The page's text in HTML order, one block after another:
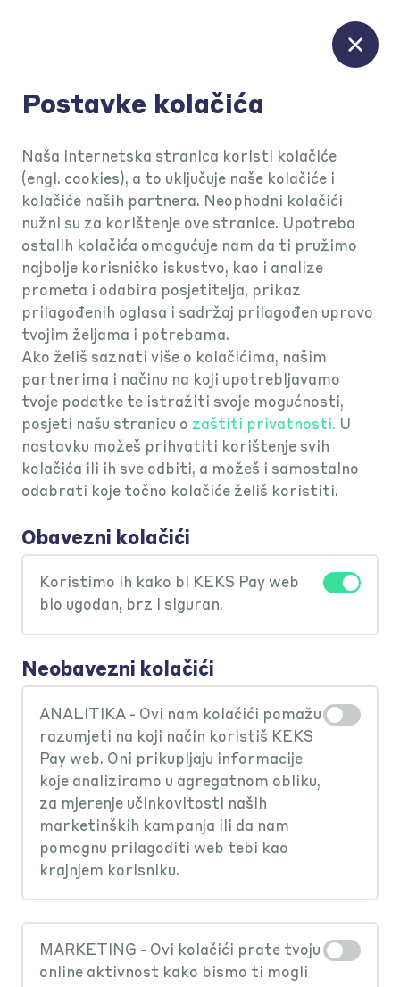
Olakšaj svoje
poslovanje uz
nikad brže
transakcije
Postavke kolačića
Naša internetska stranica koristi kolačiće
(engl. cookies), a to uključuje naše kolačiće i
kolačiće naših partnera. Neophodni kolačići
nužni su za korištenje ove stranice. Upotreba
ostalih kolačića omogućuje nam da ti pružimo
najbolje korisničko iskustvo, kao i analize
prometa i odabira posjetitelja, prikaz
prilagođenih oglasa i sadržaj prilagođen upravo
tvojim željama i potrebama.
Ako želiš saznati više o kolačićima, našim
partnerima i načinu na koji upotrebljavamo
tvoje podatke te istražiti svoje mogućnosti,
posjeti našu stranicu o zaštiti privatnosti. U
nastavku možeš prihvatiti korištenje svih
kolačića ili ih sve odbiti, a možeš i samostalno
odabrati koje točno kolačiće želiš koristiti.
Obavezni kolačići
Koristimo ih kako bi KEKS Pay web
bio ugodan, brz i siguran.
Neobavezni kolačići
ANALITIKA - Ovi nam kolačići pomažu
razumjeti na koji način koristiš KEKS
Pay web. Oni prikupljaju informacije
koje analiziramo u agregatnom obliku,
za mjerenje učinkovitosti naših
marketinških kampanja ili da nam
pomognu prilagoditi web tebi kao
krajnjem korisniku.
MARKETING - Ovi kolačići prate tvoju
online aktivnost kako bismo ti mogli